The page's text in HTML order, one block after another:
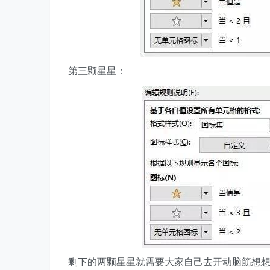
第三颗星星：
剩下的两颗星星就需要大家自己去开动脑筋想